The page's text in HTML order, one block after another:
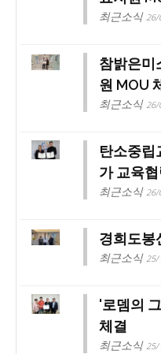
최근소식 26/
참밝은미
원 MOU
최근소식 26/
탄소중립
가 교육
최근소식 26/
경희도봉
최근소식 25/
'로뎀의
체결
최근소식 25/